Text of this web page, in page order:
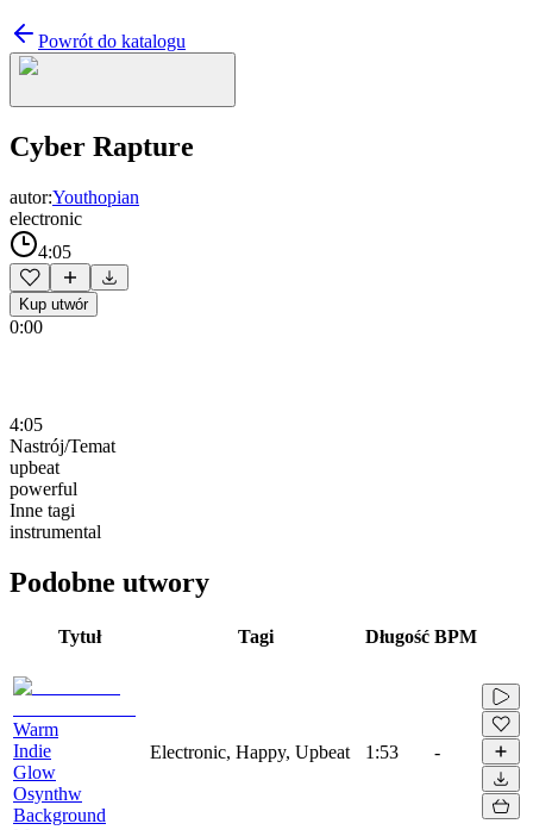
Powrót do katalogu
Cyber Rapture
autor:Youthopian
electronic
4:05
Kup utwór
0:00
4:05
Nastrój/Temat
upbeat
powerful
Inne tagi
instrumental
Podobne utwory
Tytuł Tagi Długość BPM
Warm
Indie
Glow
Osynthw
Background
Electronic, Happy, Upbeat 1:53 -